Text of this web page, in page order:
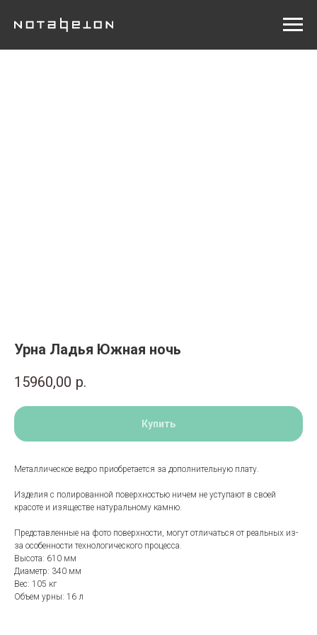
Урна Ладья Южная ночь
15960,00 р.
Купить
Металлическое ведро приобретается за дополнительную плату.
Изделия с полированной поверхностью ничем не уступают в своей
красоте и изяществе натуральному камню.
Представленные на фото поверхности, могут отличаться от реальных из-
за особенности технологического процесса.
Высота: 610 мм
Диаметр: 340 мм
Вес: 105 кг
Объем урны: 16 л